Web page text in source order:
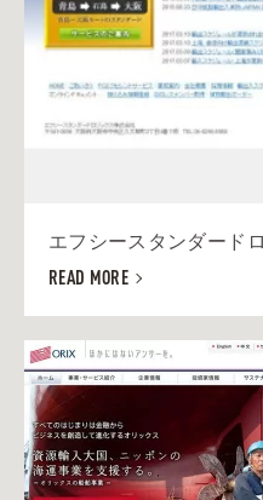
エフシースタンダード
READ MORE